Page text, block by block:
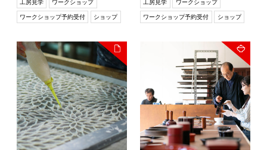
工房見学 ワークショップ
ワークショップ予約受付 ショップ
工房見学 ワークショップ
ワークショップ予約受付 ショップ